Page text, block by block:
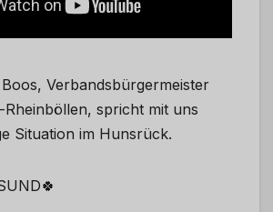
Verbandsbürgermeister
spricht mit uns
Situation im Hunsrück.